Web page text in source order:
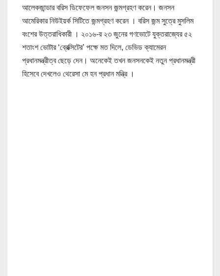
আলেকজান্ডার বরিস ডিফেফেল জনসন জন্মগ্রহণ করেন। জনসন
আমেরিকার নিউইয়র্ক সিটিতে জন্মগ্রহণ করেন । বরিস জন্ম সুত্রে মুসলিম
বংশের উত্তরাধিকারী । ২০১৬-র ২৩ জুনের গণভোটে যুক্তরাজ্যের ৫২
শতাংশ ভোটার ‘ব্রেক্সিটের’ পক্ষে মত দিলে, ডেভিড ক্যামেরন
প্রধানমন্ত্রীত্ব ছেড়ে দেন। অনেকেই তখন জনসনকেই নতুন প্রধানমন্ত্রী
হিসেবে দেখলেও থেরেসা মে হন প্রধান মন্ত্রি ।